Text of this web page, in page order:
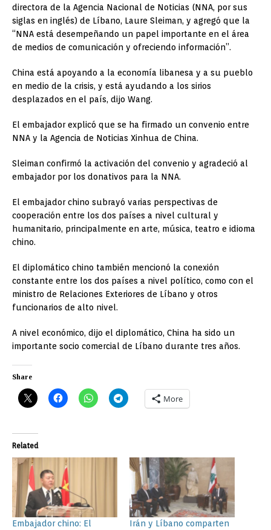
directora de la Agencia Nacional de Noticias (NNA, por sus
siglas en inglés) de Líbano, Laure Sleiman, y agregó que la
“NNA está desempeñando un papel importante en el área
de medios de comunicación y ofreciendo información”.
China está apoyando a la economía libanesa y a su pueblo
en medio de la crisis, y está ayudando a los sirios
desplazados en el país, dijo Wang.
El embajador explicó que se ha firmado un convenio entre
NNA y la Agencia de Noticias Xinhua de China.
Sleiman confirmó la activación del convenio y agradeció al
embajador por los donativos para la NNA.
El embajador chino subrayó varias perspectivas de
cooperación entre los dos países a nivel cultural y
humanitario, principalmente en arte, música, teatro e idioma
chino.
El diplomático chino también mencionó la conexión
constante entre los dos países a nivel político, como con el
ministro de Relaciones Exteriores de Líbano y otros
funcionarios de alto nivel.
A nivel económico, dijo el diplomático, China ha sido un
importante socio comercial de Líbano durante tres años.
Share
More
Related
Embajador chino: El
Irán y Líbano comparten